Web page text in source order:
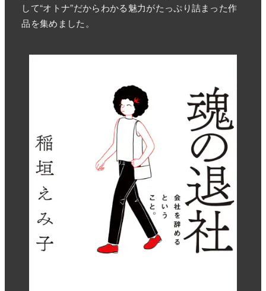
して“オトナ”だからわかる魅力がたっぷり詰まった作
品を集めました。